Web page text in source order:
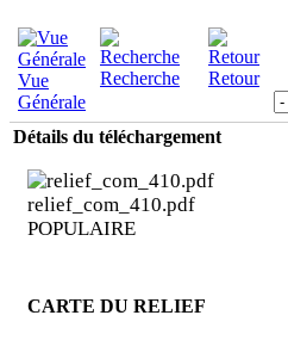
Vue
Générale
Recherche Retour
Détails du téléchargement
relief_com_410.pdf
POPULAIRE
CARTE DU RELIEF